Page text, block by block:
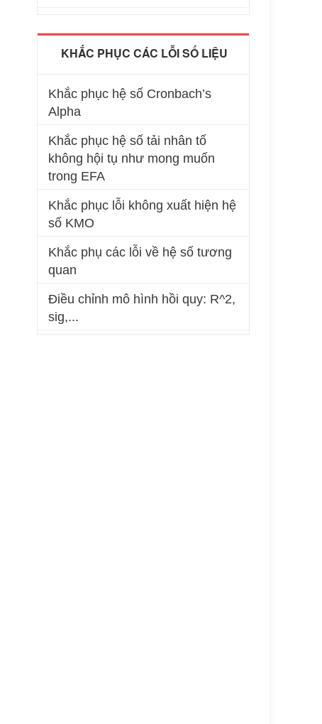
KHẮC PHỤC CÁC LỖI SỐ LIỆU
Khắc phục hệ số Cronbach’s
Alpha
Khắc phục hệ số tải nhân tố
không hội tụ như mong muốn
trong EFA
Khắc phục lỗi không xuất hiện hệ
số KMO
Khắc phụ các lỗi về hệ số tương
quan
Điều chỉnh mô hình hồi quy: R^2,
sig,...